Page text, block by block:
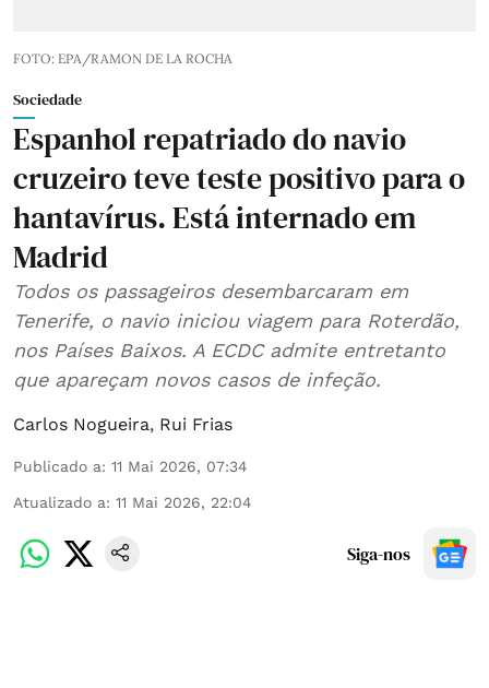
FOTO: EPA/RAMON DE LA ROCHA
Sociedade
Espanhol repatriado do navio
cruzeiro teve teste positivo para o
hantavírus. Está internado em
Madrid
Todos os passageiros desembarcaram em
Tenerife, o navio iniciou viagem para Roterdão,
nos Países Baixos. A ECDC admite entretanto
que apareçam novos casos de infeção.
Carlos Nogueira, Rui Frias
Publicado a: 11 Mai 2026, 07:34
Atualizado a: 11 Mai 2026, 22:04
Siga-nos